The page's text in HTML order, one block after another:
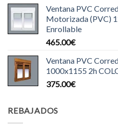
Ventana PVC
Motorizada (PVC)
Enrollable
465.00€
Ventana PVC
1000x1155 2h
375.00€
REBAJADOS